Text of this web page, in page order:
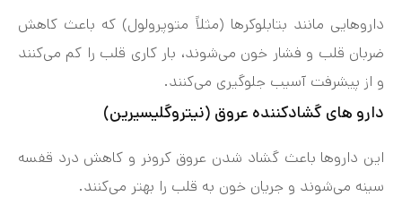
داروهایی مانند بتابلوکرها (مثلاً متوپرولول) که باعث کاهش
ضربان قلب و فشار خون می‌شوند، بار کاری قلب را کم می‌کنند
و از پیشرفت آسیب جلوگیری می‌کنند.
دارو های گشادکننده عروق (نیتروگلیسیرین)
این داروها باعث گشاد شدن عروق کرونر و کاهش درد قفسه
سینه می‌شوند و جریان خون به قلب را بهتر می‌کنند.